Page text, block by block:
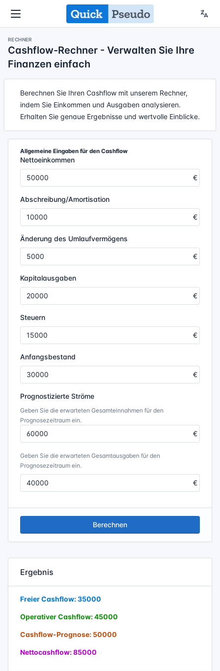
RECHNER
Cashflow-Rechner - Verwalten Sie Ihre
Finanzen einfach
Berechnen Sie Ihren Cashflow mit unserem Rechner,
indem Sie Einkommen und Ausgaben analysieren.
Erhalten Sie genaue Ergebnisse und wertvolle Einblicke.
Allgemeine Eingaben für den Cashflow
Nettoeinkommen
Abschreibung/Amortisation
Änderung des Umlaufvermögens
Kapitalausgaben
Steuern
Anfangsbestand
Prognostizierte Ströme
Geben Sie die erwarteten Gesamteinnahmen für den
Prognosezeitraum ein.
Geben Sie die erwarteten Gesamtausgaben für den
Prognosezeitraum ein.
Berechnen
Ergebnis
Freier Cashflow: 35000
Operativer Cashflow: 45000
Cashflow-Prognose: 50000
Nettocashflow: 85000